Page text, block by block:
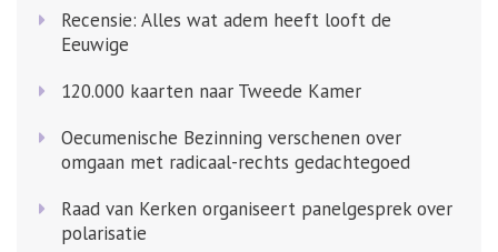
Recensie: Alles wat adem heeft looft de
Eeuwige
120.000 kaarten naar Tweede Kamer
Oecumenische Bezinning verschenen over
omgaan met radicaal-rechts gedachtegoed
Raad van Kerken organiseert panelgesprek over
polarisatie